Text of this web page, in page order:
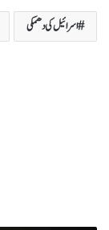
ts
A
bo
okاسرائیل کی دھمکی